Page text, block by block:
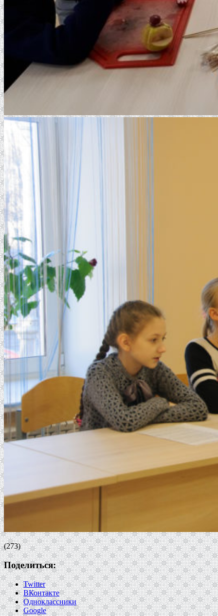
(273)
Поделиться:
Twitter
ВКонтакте
Одноклассники
Google